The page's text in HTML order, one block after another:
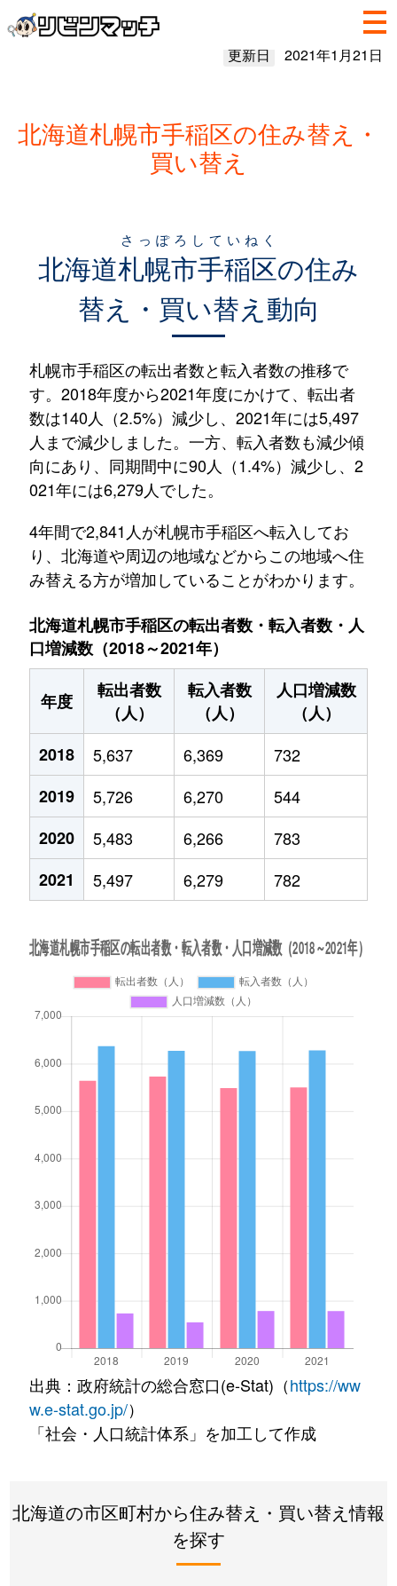
更新日 2021年1月21日
北海道札幌市手稲区の住み替え・
買い替え
北海道札幌市手稲区
さっぽろしていねく
の住み
替え・買い替え動向
札幌市手稲区の転出者数と転入者数の推移で
す。2018年度から2021年度にかけて、転出者
数は140人（2.5%）減少し、2021年には5,497
人まで減少しました。一方、転入者数も減少傾
向にあり、同期間中に90人（1.4%）減少し、2
021年には6,279人でした。
4年間で2,841人が札幌市手稲区へ転入してお
り、北海道や周辺の地域などからこの地域へ住
み替える方が増加していることがわかります。
北海道札幌市手稲区の転出者数・転入者数・人
口増減数（2018～2021年）
年度
転出者数
（人）
転入者数
（人）
人口増減数
（人）
2018
5,637 6,369
732
2019
5,726 6,270
544
2020
5,483 6,266
783
2021
5,497 6,279 782
出典：政府統計の総合窓口(e-Stat)（https://ww
w.e-stat.go.jp/）
「社会・人口統計体系」を加工して作成
北海道の市区町村から住み替え・買い替え情報
を探す